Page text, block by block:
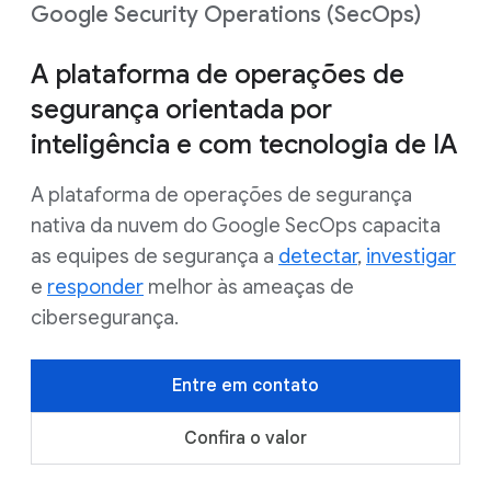
Google Security Operations (SecOps)
A plataforma de operações de
segurança orientada por
inteligência e com tecnologia de IA
A plataforma de operações de segurança
nativa da nuvem do Google SecOps capacita
as equipes de segurança a detectar, investigar
e responder melhor às ameaças de
cibersegurança.
Entre em contato
Confira o valor